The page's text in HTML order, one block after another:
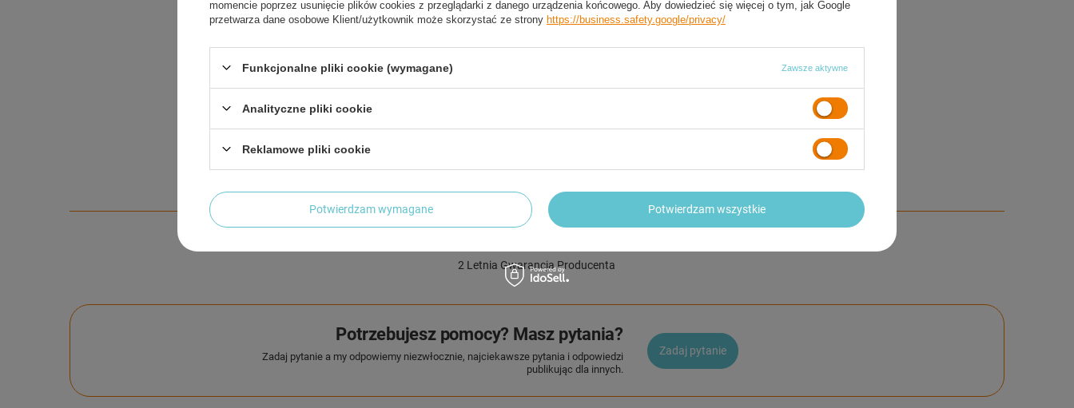
Twardość kółek 82 A
Tabela rozmiarów
2 Letnia Gwarancja Producenta
Potrzebujesz pomocy? Masz pytania?
Zadaj pytanie a my odpowiemy niezwłocznie, najciekawsze pytania i odpowiedzi
publikując dla innych.
Zadaj pytanie
momencie poprzez usunięcie plików cookies z przeglądarki z danego urządzenia końcowego. Aby dowiedzieć się więcej o tym, jak Google
przetwarza dane osobowe Klient/użytkownik może skorzystać ze strony https://business.safety.google/privacy/
Funkcjonalne pliki cookie (wymagane) Zawsze aktywne
Analityczne pliki cookie
Reklamowe pliki cookie
Potwierdzam wymagane Potwierdzam wszystkie